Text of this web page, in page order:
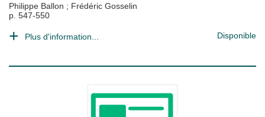
Philippe Ballon ; Frédéric Gosselin
p. 547-550
Plus d'information... Disponible